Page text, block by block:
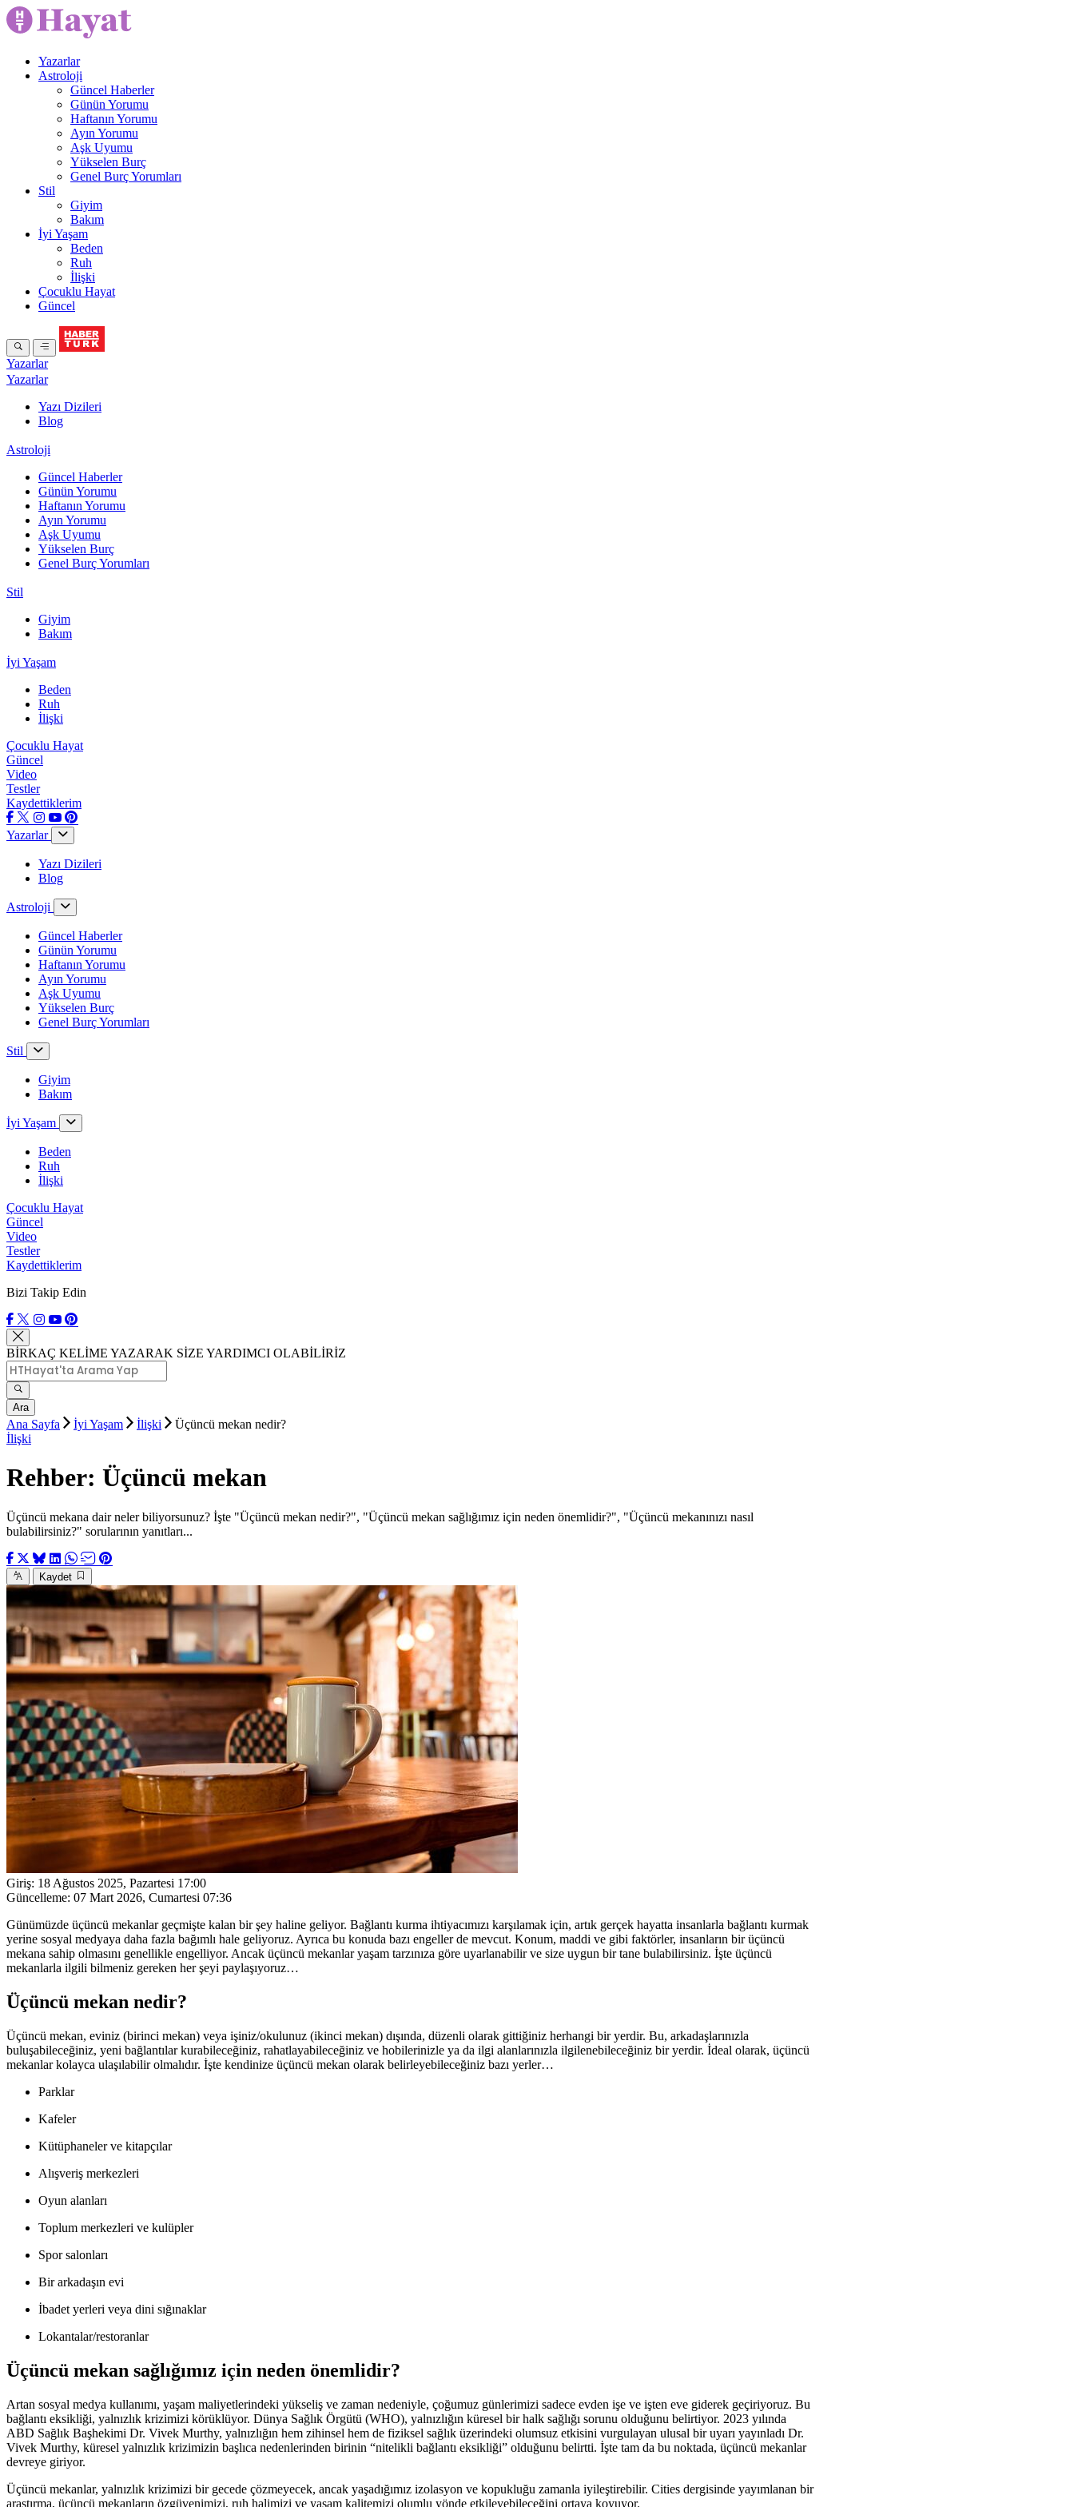
Yazarlar
Astroloji
Güncel Haberler
Günün Yorumu
Haftanın Yorumu
Ayın Yorumu
Aşk Uyumu
Yükselen Burç
Genel Burç Yorumları
Stil
Giyim
Bakım
İyi Yaşam
Beden
Ruh
İlişki
Çocuklu Hayat
Güncel
Yazarlar
Yazarlar
Yazı Dizileri
Blog
Astroloji
Güncel Haberler
Günün Yorumu
Haftanın Yorumu
Ayın Yorumu
Aşk Uyumu
Yükselen Burç
Genel Burç Yorumları
Stil
Giyim
Bakım
İyi Yaşam
Beden
Ruh
İlişki
Çocuklu Hayat
Güncel
Video
Testler
Kaydettiklerim
Yazarlar
Yazı Dizileri
Blog
Astroloji
Güncel Haberler
Günün Yorumu
Haftanın Yorumu
Ayın Yorumu
Aşk Uyumu
Yükselen Burç
Genel Burç Yorumları
Stil
Giyim
Bakım
İyi Yaşam
Beden
Ruh
İlişki
Çocuklu Hayat
Güncel
Video
Testler
Kaydettiklerim
Bizi Takip Edin
BİRKAÇ KELİME YAZARAK SİZE YARDIMCI OLABİLİRİZ
Ara
Ana Sayfa İyi Yaşam İlişki
Üçüncü mekan nedir?
İlişki
Rehber: Üçüncü mekan
Üçüncü mekana dair neler biliyorsunuz? İşte "Üçüncü mekan nedir?", "Üçüncü mekan sağlığımız için neden önemlidir?", "Üçüncü mekanınızı nasıl
bulabilirsiniz?" sorularının yanıtları...
Kaydet
Giriş: 18 Ağustos 2025, Pazartesi 17:00
Güncelleme: 07 Mart 2026, Cumartesi 07:36
Günümüzde üçüncü mekanlar geçmişte kalan bir şey haline geliyor. Bağlantı kurma ihtiyacımızı karşılamak için, artık gerçek hayatta insanlarla bağlantı kurmak
yerine sosyal medyaya daha fazla bağımlı hale geliyoruz. Ayrıca bu konuda bazı engeller de mevcut. Konum, maddi ve gibi faktörler, insanların bir üçüncü
mekana sahip olmasını genellikle engelliyor. Ancak üçüncü mekanlar yaşam tarzınıza göre uyarlanabilir ve size uygun bir tane bulabilirsiniz. İşte üçüncü
mekanlarla ilgili bilmeniz gereken her şeyi paylaşıyoruz…
Üçüncü mekan nedir?
Üçüncü mekan, eviniz (birinci mekan) veya işiniz/okulunuz (ikinci mekan) dışında, düzenli olarak gittiğiniz herhangi bir yerdir. Bu, arkadaşlarınızla
buluşabileceğiniz, yeni bağlantılar kurabileceğiniz, rahatlayabileceğiniz ve hobilerinizle ya da ilgi alanlarınızla ilgilenebileceğiniz bir yerdir. İdeal olarak, üçüncü
mekanlar kolayca ulaşılabilir olmalıdır. İşte kendinize üçüncü mekan olarak belirleyebileceğiniz bazı yerler…
Parklar
Kafeler
Kütüphaneler ve kitapçılar
Alışveriş merkezleri
Oyun alanları
Toplum merkezleri ve kulüpler
Spor salonları
Bir arkadaşın evi
İbadet yerleri veya dini sığınaklar
Lokantalar/restoranlar
Üçüncü mekan sağlığımız için neden önemlidir?
Artan sosyal medya kullanımı, yaşam maliyetlerindeki yükseliş ve zaman nedeniyle, çoğumuz günlerimizi sadece evden işe ve işten eve giderek geçiriyoruz. Bu
bağlantı eksikliği, yalnızlık krizimizi körüklüyor. Dünya Sağlık Örgütü (WHO), yalnızlığın küresel bir halk sağlığı sorunu olduğunu belirtiyor. 2023 yılında
ABD Sağlık Başhekimi Dr. Vivek Murthy, yalnızlığın hem zihinsel hem de fiziksel sağlık üzerindeki olumsuz etkisini vurgulayan ulusal bir uyarı yayınladı Dr.
Vivek Murthy, küresel yalnızlık krizimizin başlıca nedenlerinden birinin “nitelikli bağlantı eksikliği” olduğunu belirtti. İşte tam da bu noktada, üçüncü mekanlar
devreye giriyor.
Üçüncü mekanlar, yalnızlık krizimizi bir gecede çözmeyecek, ancak yaşadığımız izolasyon ve kopukluğu zamanla iyileştirebilir. Cities dergisinde yayımlanan bir
araştırma, üçüncü mekanların özgüvenimizi, ruh halimizi ve yaşam kalitemizi olumlu yönde etkileyebileceğini ortaya koyuyor.